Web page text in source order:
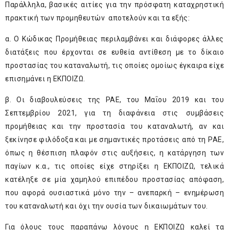
Παράλληλα, βασικές αιτίες για την πρόσφατη καταχρηστική
πρακτική των προμηθευτών αποτελούν και τα εξής:
α. Ο Κώδικας Προμήθειας περιλαμβάνει και διάφορες άλλες
διατάξεις που έρχονται σε ευθεία αντίθεση με το δίκαιο
προστασίας του καταναλωτή, τις οποίες ομοίως έγκαιρα είχε
επισημάνει η ΕΚΠΟΙΖΩ.
β. Οι διαβουλεύσεις της ΡΑΕ, του Μαΐου 2019 και του
Σεπτεμβρίου 2021, για τη διαφάνεια στις συμβάσεις
προμήθειας και την προστασία του καταναλωτή, αν και
ξεκίνησε φιλόδοξα και με σημαντικές προτάσεις από τη ΡΑΕ,
όπως η θέσπιση πλαφόν στις αυξήσεις, η κατάργηση των
παγίων κ.α., τις οποίες είχε στηρίξει η ΕΚΠΟΙΖΩ, τελικά
κατέληξε σε μία χαμηλού επιπέδου προστασίας απόφαση,
που αφορά ουσιαστικά μόνο την – ανεπαρκή – ενημέρωση
του καταναλωτή και όχι την ουσία των δικαιωμάτων του.
Για όλους τους παραπάνω λόγους η ΕΚΠΟΙΖΩ καλεί τα